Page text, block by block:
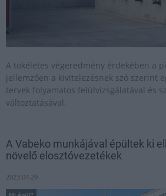
A tökéletes végeredmény érdekében a
jellemzően a kivitelezésnek szó szerint
tervek folyamatos felülvizsgálatával és
változtatásával.
A Vabeko munkájával épültek ki
növelő elosztóvezetékek
2023.04.29